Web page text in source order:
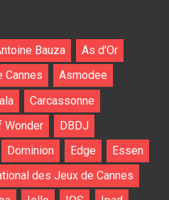
Bauza
As d'Or
Cannes
Asmodee
Carcassonne
Wonder
DBDJ
Dominion Edge
Essen
des Jeux de Cannes